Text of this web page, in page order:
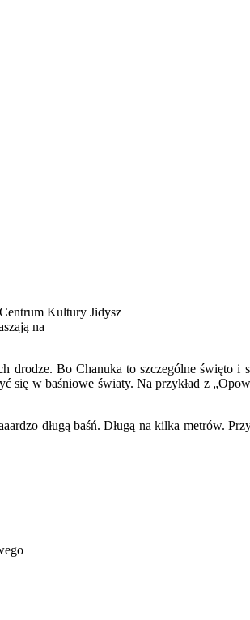
Kultury Jidysz
na
Bo Chanuka to szczególne święto i
się w baśniowe światy. Na przykład z
długą baśń. Długą na kilka metrów.